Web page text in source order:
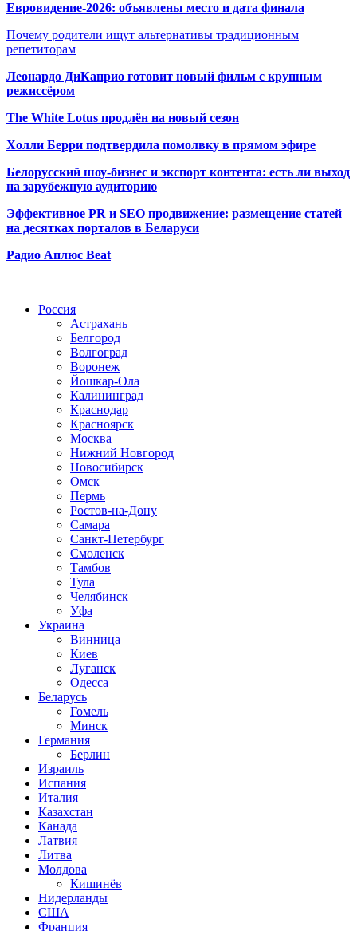
Евровидение-2026: объявлены место и дата финала
Почему родители ищут альтернативы традиционным
репетиторам
Леонардо ДиКаприо готовит новый фильм с крупным
режиссёром
The White Lotus продлён на новый сезон
Холли Берри подтвердила помолвку в прямом эфире
Белорусский шоу-бизнес и экспорт контента: есть ли выход
на зарубежную аудиторию
Эффективное PR и SEO продвижение: размещение статей
на десятках порталов в Беларуси
Радио Аплюс Beat
Россия
Астрахань
Белгород
Волгоград
Воронеж
Йошкар-Ола
Калининград
Краснодар
Красноярск
Москва
Нижний Новгород
Новосибирск
Омск
Пермь
Ростов-на-Дону
Самара
Санкт-Петербург
Смоленск
Тамбов
Тула
Челябинск
Уфа
Украина
Винница
Киев
Луганск
Одесса
Беларусь
Гомель
Минск
Германия
Берлин
Израиль
Испания
Италия
Казахстан
Канада
Латвия
Литва
Молдова
Кишинёв
Нидерланды
США
Франция